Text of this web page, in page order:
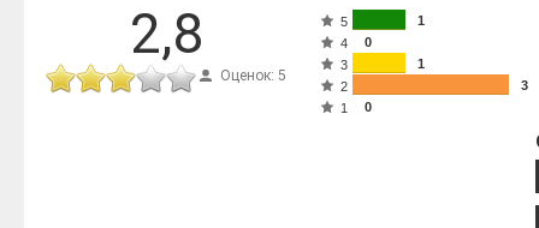
2,8
Оценок: 5
5
1
4
0
3
1
2
3
1
0